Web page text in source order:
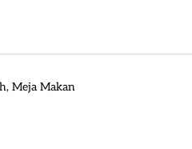
, Meja Makan